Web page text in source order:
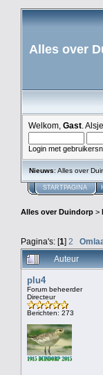
Alles over
Welkom, Gast .
Login met
Nieuws: Alles over
STARTPAGINA
Alles over Duindorp >
Pagina's: [1] 2
Auteur
plu4
Forum beheerder
Directeur
Berichten: 273